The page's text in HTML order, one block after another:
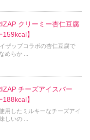
クリーミー杏仁豆腐
】
ザップコラボの杏仁豆腐で
めらか ...
チーズアイスバー
】
用したミルキーなチーズアイ
しいの ...